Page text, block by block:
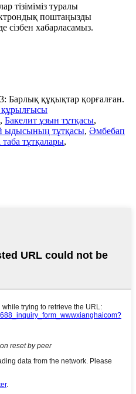
тізіміміз туралы
поштаңызды
сізбен хабарласамыз.
Барлық құқықтар қорғалған.
құрылғысы
, Бакелит ұзын тұтқасы,
ыдысының тұтқасы, Әмбебап
тұтқалары,